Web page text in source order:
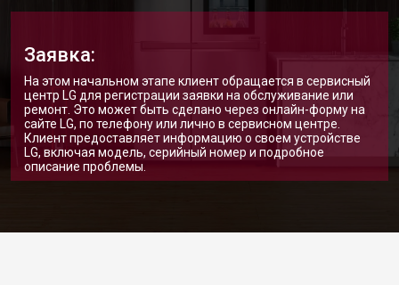
Заявка:
На этом начальном этапе клиент обращается в сервисный
центр LG для регистрации заявки на обслуживание или
ремонт. Это может быть сделано через онлайн-форму на
сайте LG, по телефону или лично в сервисном центре.
Клиент предоставляет информацию о своем устройстве
LG, включая модель, серийный номер и подробное
описание проблемы.